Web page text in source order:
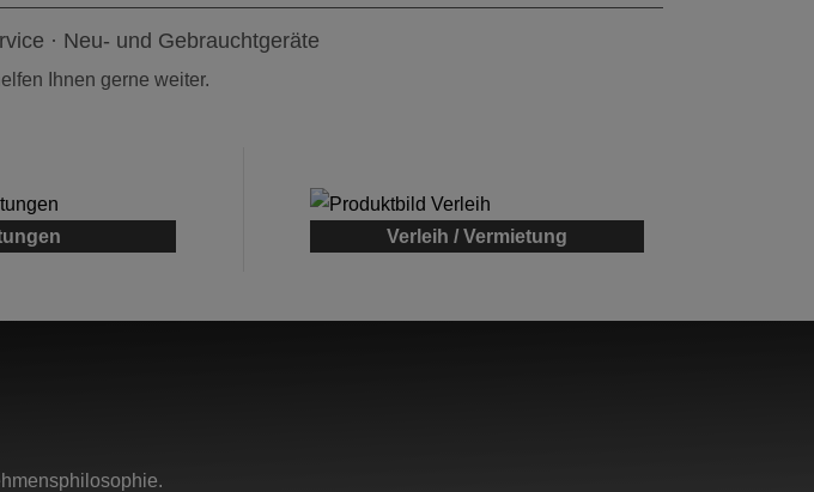
· Neu- und Gebrauchtgeräte
Ihnen gerne weiter.
Verleih / Vermietung